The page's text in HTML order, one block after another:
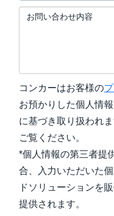
お問い合わせ内容
コンカーはお客様の
お預かりした個人情
に基づき取り扱われ
ご覧ください。
*個人情報の第三者提
合、入力いただいた
ドソリューションを
提供されます。